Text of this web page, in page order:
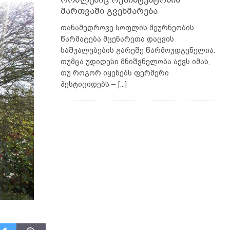
მართვაში გვეხმარება
თანამედროვე სოფლის მეურნეობის
წარმატება მცენარეთა დაცვის
საშუალებების გარეშე წარმოუდგენელია.
თუმცა უდიდესი მნიშვნელობა აქვს იმას,
თუ როგორ იყენებს ფერმერი
პესტიციდებს – [...]